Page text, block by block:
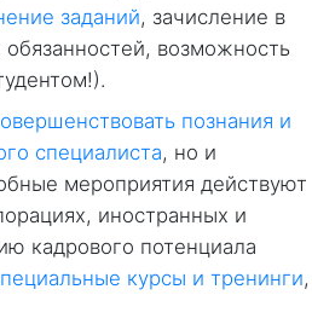
заданий, зачисление в
возможность
познания и
специалиста, но и
мероприятия действуют
иностранных и
кадрового потенциала
курсы и тренинги,